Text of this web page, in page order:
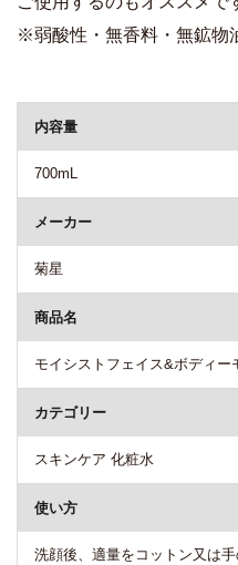
※弱酸性・無香料・無鉱物
内容量
700mL
メーカー
菊星
商品名
モイシストフェイス&ボディー
カテゴリー
スキンケア 化粧水
使い方
洗顔後、適量をコットン又は